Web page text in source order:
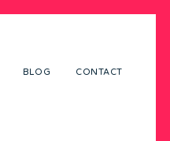
BLOG CONTACT